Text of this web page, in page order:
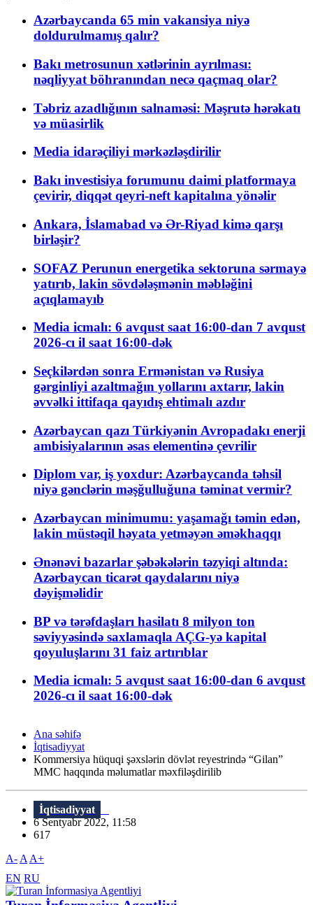
Azərbaycanda 65 min vakansiya niyə
doldurulmamış qalır?
Bakı metrosunun xətlərinin ayrılması:
nəqliyyat böhranından necə qaçmaq olar?
Təbriz azadlığının salnaməsi: Məşrutə hərəkatı
və müasirlik
Media idarəçiliyi mərkəzləşdirilir
Bakı investisiya forumunu daimi platformaya
çevirir, diqqət qeyri-neft kapitalına yönəlir
Ankara, İslamabad və Ər-Riyad kimə qarşı
birləşir?
SOFAZ Perunun energetika sektoruna sərmayə
yatırıb, lakin sövdələşmənin məbləğini
açıqlamayıb
Media icmalı: 6 avqust saat 16:00-dan 7 avqust
2026-cı il saat 16:00-dək
Seçkilərdən sonra Ermənistan və Rusiya
gərginliyi azaltmağın yollarını axtarır, lakin
əvvəlki ittifaqa qayıdış ehtimalı azdır
Azərbaycan qazı Türkiyənin Avropadakı enerji
ambisiyalarının əsas elementinə çevrilir
Diplom var, iş yoxdur: Azərbaycanda təhsil
niyə gənclərin məşğulluğuna təminat vermir?
Azərbaycan minimumu: yaşamağı təmin edən,
lakin müstəqil həyata yetməyən əməkhaqqı
Ənənəvi bazarlar şəbəkələrin təzyiqi altında:
Azərbaycan ticarət qaydalarını niyə
dəyişməlidir
BP və tərəfdaşları hasilatı 8 milyon ton
səviyyəsində saxlamaqla AÇG-yə kapital
qoyuluşlarını 31 faiz artırıblar
Media icmalı: 5 avqust saat 16:00-dan 6 avqust
2026-cı il saat 16:00-dək
Ana səhifə
İqtisadiyyat
Kommersiya hüquqi şəxslərin dövlət reyestrində “Gilan”
MMC haqqında məlumatlar məxfiləşdirilib
İqtisadiyyat
6 Sentyabr 2022, 11:58
617
A- A A+
EN RU